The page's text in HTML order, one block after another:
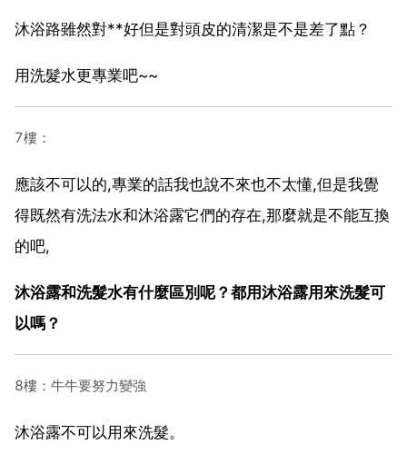
沐浴路雖然對**好但是對頭皮的清潔是不是差了點？
用洗髮水更專業吧~~
7樓：
應該不可以的,專業的話我也說不來也不太懂,但是我覺
得既然有洗法水和沐浴露它們的存在,那麼就是不能互換
的吧,
沐浴露和洗髮水有什麼區別呢？都用沐浴露用來洗髮可
以嗎？
8樓：牛牛要努力變強
沐浴露不可以用來洗髮。